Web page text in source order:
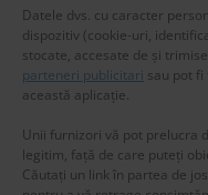
Datele dvs. cu caracter
dispozitiv (cookie-uri,
stocate, accesate de și
parteneri publicitari sau pot fi
această aplicație.
Unii furnizori vă pot prelucra
legitim, față de care puteți
Căutați un link în partea de